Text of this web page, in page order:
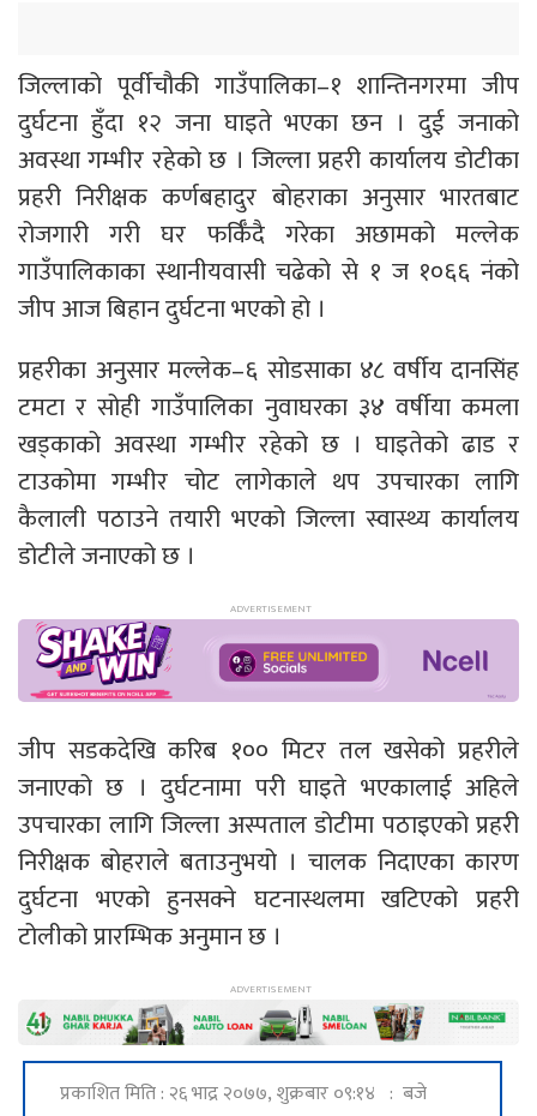
जिल्लाको पूर्वीचौकी गाउँपालिका–१ शान्तिनगरमा जीप
दुर्घटना हुँदा १२ जना घाइते भएका छन । दुई जनाको
अवस्था गम्भीर रहेको छ । जिल्ला प्रहरी कार्यालय डोटीका
प्रहरी निरीक्षक कर्णबहादुर बोहराका अनुसार भारतबाट
रोजगारी गरी घर फर्किँदै गरेका अछामको मल्लेक
गाउँपालिकाका स्थानीयवासी चढेको से १ ज १०६६ नंको
जीप आज बिहान दुर्घटना भएको हो ।
प्रहरीका अनुसार मल्लेक–६ सोडसाका ४८ वर्षीय दानसिंह
टमटा र सोही गाउँपालिका नुवाघरका ३४ वर्षीया कमला
खड्काको अवस्था गम्भीर रहेको छ । घाइतेको ढाड र
टाउकोमा गम्भीर चोट लागेकाले थप उपचारका लागि
कैलाली पठाउने तयारी भएको जिल्ला स्वास्थ्य कार्यालय
डोटीले जनाएको छ ।
जीप सडकदेखि करिब १०० मिटर तल खसेको प्रहरीले
जनाएको छ । दुर्घटनामा परी घाइते भएकालाई अहिले
उपचारका लागि जिल्ला अस्पताल डोटीमा पठाइएको प्रहरी
निरीक्षक बोहराले बताउनुभयो । चालक निदाएका कारण
दुर्घटना भएको हुनसक्ने घटनास्थलमा खटिएको प्रहरी
टोलीको प्रारम्भिक अनुमान छ ।
प्रकाशित मिति : २६ भाद्र २०७७, शुक्रबार ०९:१४ : बजे